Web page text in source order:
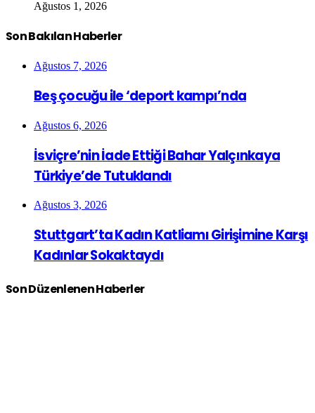
Ağustos 1, 2026
Son Bakılan Haberler
Ağustos 7, 2026
Beş çocuğu ile ‘deport kampı’nda
Ağustos 6, 2026
İsviçre’nin İade Ettiği Bahar Yalçınkaya
Türkiye’de Tutuklandı
Ağustos 3, 2026
Stuttgart’ta Kadın Katliamı Girişimine Karşı
Kadınlar Sokaktaydı
Son Düzenlenen Haberler